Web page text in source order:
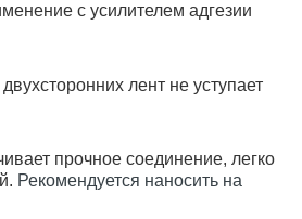
с усилителем адгезии
лент не уступает
прочное соединение, легко
Рекомендуется наносить на